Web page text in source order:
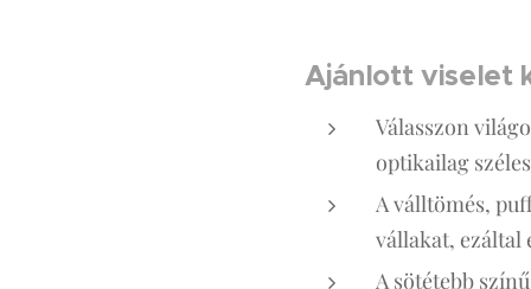
Ajánlott viselet
Válasszon
optikailag
A válltömés,
vállakat, ezáltal
A sötétebb